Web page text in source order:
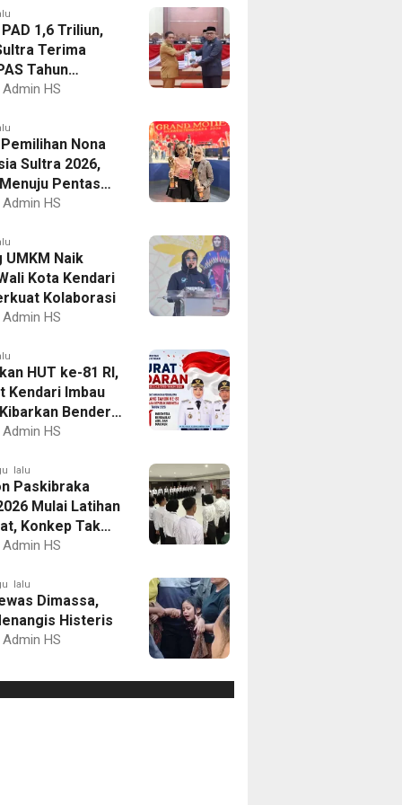
1,6 Triliun,
Terima
Tahun
2027
Admin HS
Nona
Sultra 2026,
Pentas
Admin HS
UMKM Naik
Kota Kendari
Kolaborasi
Admin HS
HUT ke-81 RI,
Kendari Imbau
Bendera
dan Gelar
Admin HS
lalu
Paskibraka
Mulai Latihan
Konkep Tak
Admin HS
lalu
Dimassa,
Histeris
Admin HS